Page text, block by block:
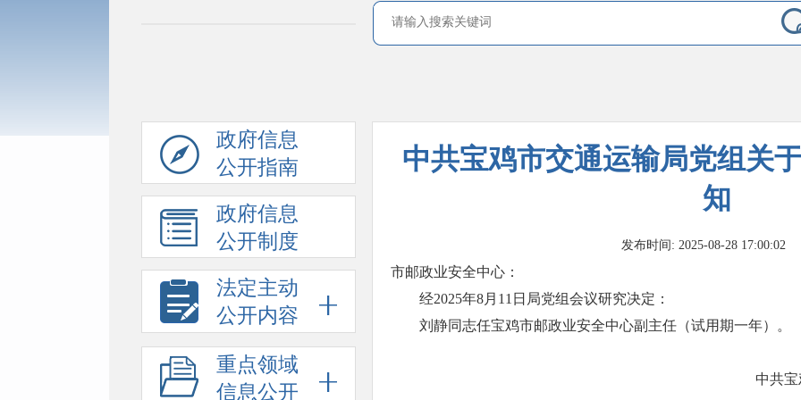
政府信息
公开指南
政府信息
公开制度
法定主动
公开内容
重点领域
信息公开
中共宝鸡市交通运输局党组关
知
发布时间: 2025-08-28 17:00:02
市邮政业安全中心：
经2025年8月11日局党组会议研究决定：
刘静同志任宝鸡市邮政业安全中心副主任（试用期一年）。
中共宝鸡市交通运